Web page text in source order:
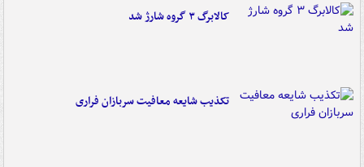
کالابرگ ۳ گروه شارژ شد
تکذیب شایعه معافیت سربازان فراری